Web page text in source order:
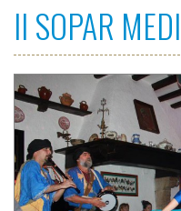
II SOPAR